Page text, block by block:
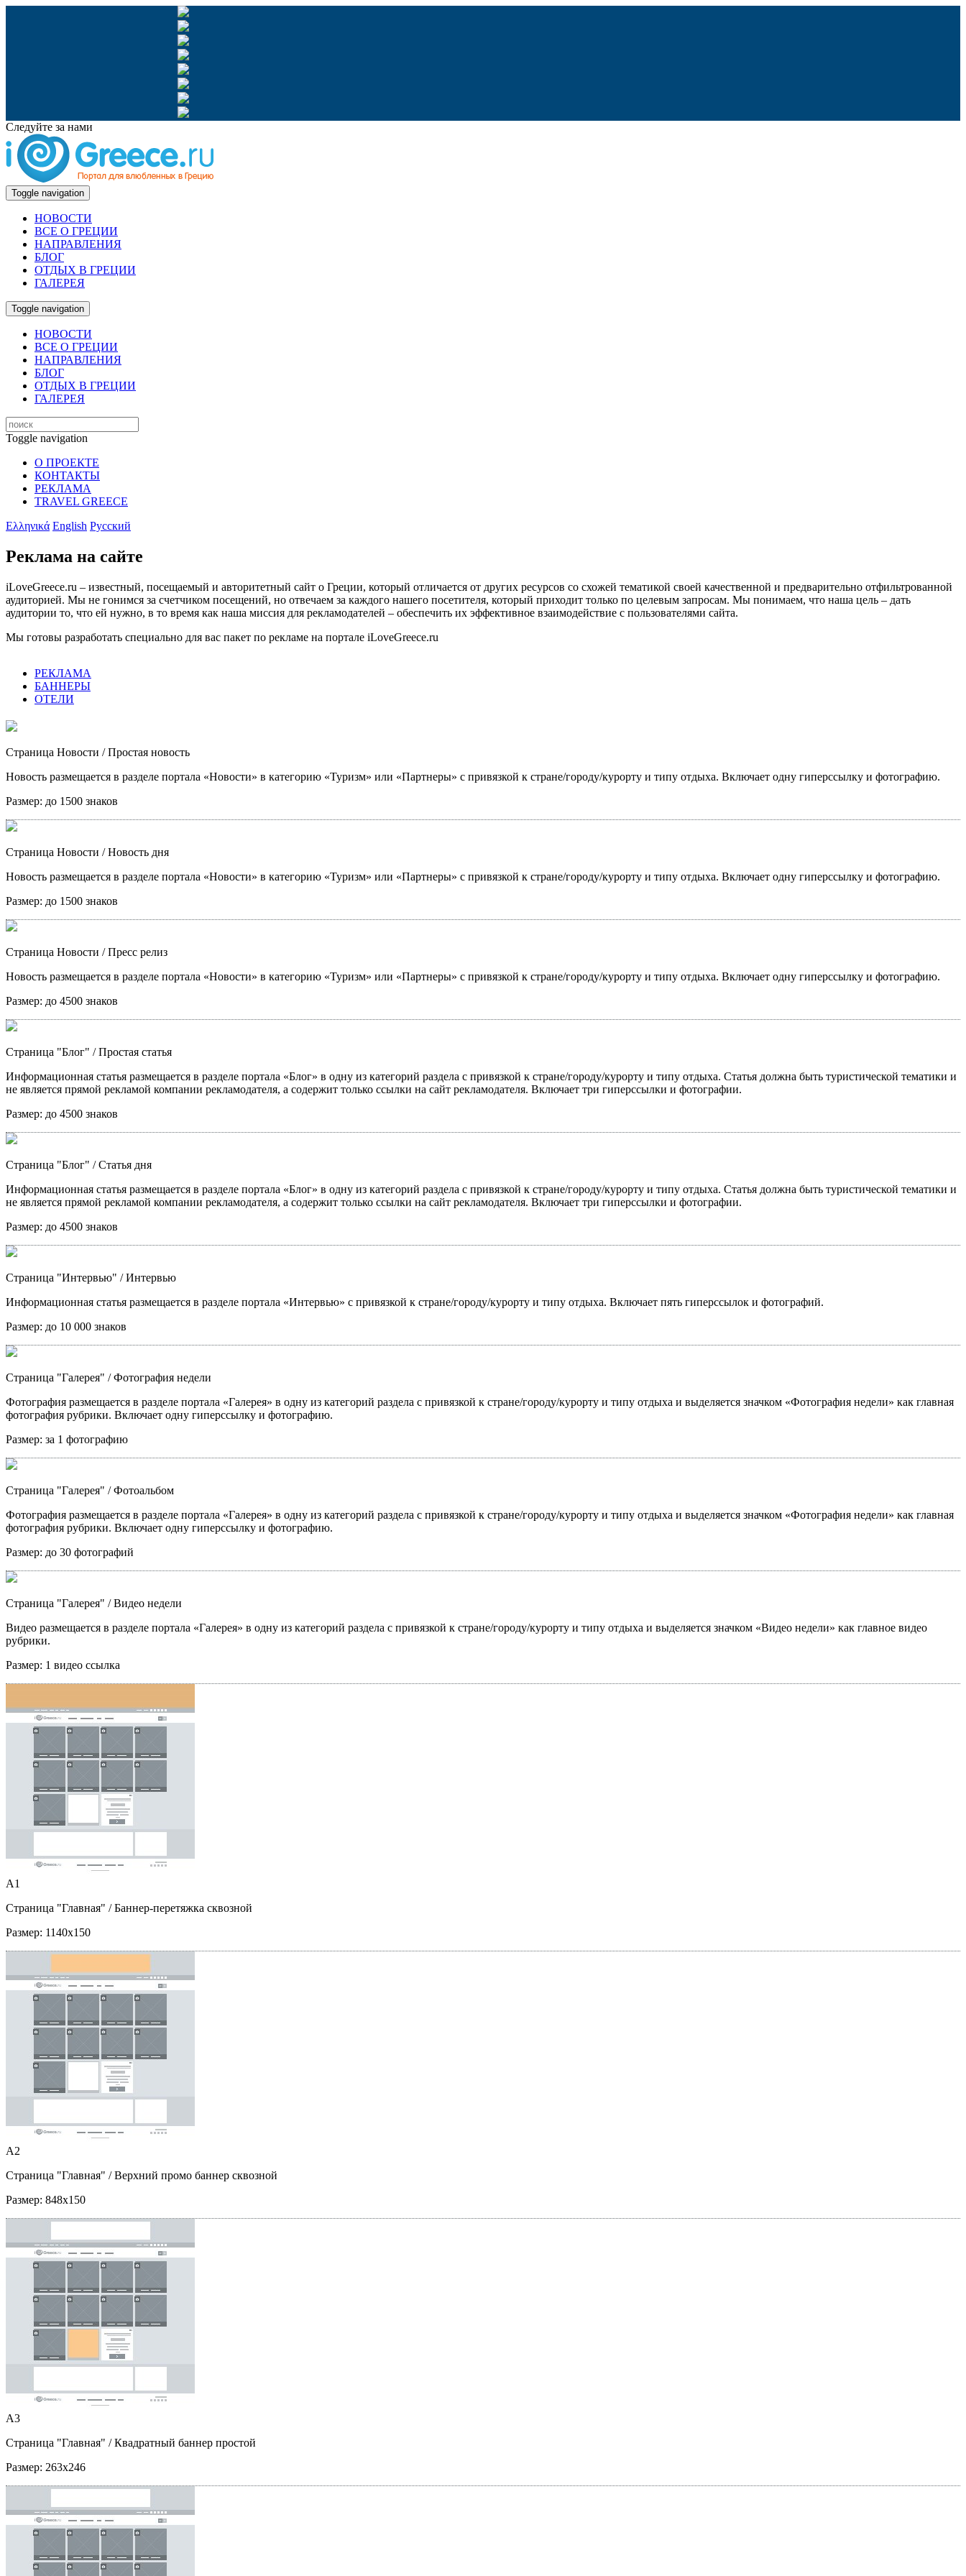
Следуйте за нами
Toggle navigation
НОВОСТИ
ВСЕ О ГРЕЦИИ
НАПРАВЛЕНИЯ
БЛОГ
ОТДЫХ В ГРЕЦИИ
ГАЛЕРЕЯ
Toggle navigation
НОВОСТИ
ВСЕ О ГРЕЦИИ
НАПРАВЛЕНИЯ
БЛОГ
ОТДЫХ В ГРЕЦИИ
ГАЛЕРЕЯ
Toggle navigation
О ПРОЕКТЕ
КОНТАКТЫ
РЕКЛАМА
TRAVEL GREECE
Ελληνικά English Русский
Реклама на сайте
iLoveGreece.ru – известный, посещаемый и авторитетный сайт о Греции, который отличается от других ресурсов со схожей тематикой своей качественной и предварительно отфильтрованной
аудиторией. Мы не гонимся за счетчиком посещений, но отвечаем за каждого нашего посетителя, который приходит только по целевым запросам. Мы понимаем, что наша цель – дать
аудитории то, что ей нужно, в то время как наша миссия для рекламодателей – обеспечить их эффективное взаимодействие с пользователями сайта.
Мы готовы разработать специально для вас пакет по рекламе на портале iLoveGreece.ru
РЕКЛАМА
БАННЕРЫ
ОТЕЛИ
Страница Новости / Простая новость
Новость размещается в разделе портала «Новости» в категорию «Туризм» или «Партнеры» с привязкой к стране/городу/курорту и типу отдыха. Включает одну гиперссылку и фотографию.
Размер: до 1500 знаков
Страница Новости / Новость дня
Новость размещается в разделе портала «Новости» в категорию «Туризм» или «Партнеры» с привязкой к стране/городу/курорту и типу отдыха. Включает одну гиперссылку и фотографию.
Размер: до 1500 знаков
Страница Новости / Пресс релиз
Новость размещается в разделе портала «Новости» в категорию «Туризм» или «Партнеры» с привязкой к стране/городу/курорту и типу отдыха. Включает одну гиперссылку и фотографию.
Размер: до 4500 знаков
Страница "Блог" / Простая статья
Информационная статья размещается в разделе портала «Блог» в одну из категорий раздела с привязкой к стране/городу/курорту и типу отдыха. Статья должна быть туристической тематики и
не является прямой рекламой компании рекламодателя, а содержит только ссылки на сайт рекламодателя. Включает три гиперссылки и фотографии.
Размер: до 4500 знаков
Страница "Блог" / Статья дня
Информационная статья размещается в разделе портала «Блог» в одну из категорий раздела с привязкой к стране/городу/курорту и типу отдыха. Статья должна быть туристической тематики и
не является прямой рекламой компании рекламодателя, а содержит только ссылки на сайт рекламодателя. Включает три гиперссылки и фотографии.
Размер: до 4500 знаков
Страница "Интервью" / Интервью
Информационная статья размещается в разделе портала «Интервью» с привязкой к стране/городу/курорту и типу отдыха. Включает пять гиперссылок и фотографий.
Размер: до 10 000 знаков
Страница "Галерея" / Фотография недели
Фотография размещается в разделе портала «Галерея» в одну из категорий раздела с привязкой к стране/городу/курорту и типу отдыха и выделяется значком «Фотография недели» как главная
фотография рубрики. Включает одну гиперссылку и фотографию.
Размер: за 1 фотографию
Страница "Галерея" / Фотоальбом
Фотография размещается в разделе портала «Галерея» в одну из категорий раздела с привязкой к стране/городу/курорту и типу отдыха и выделяется значком «Фотография недели» как главная
фотография рубрики. Включает одну гиперссылку и фотографию.
Размер: до 30 фотографий
Страница "Галерея" / Видео недели
Видео размещается в разделе портала «Галерея» в одну из категорий раздела с привязкой к стране/городу/курорту и типу отдыха и выделяется значком «Видео недели» как главное видео
рубрики.
Размер: 1 видео ссылка
A1
Страница "Главная" / Баннер-перетяжка сквозной
Размер: 1140x150
A2
Страница "Главная" / Верхний промо баннер сквозной
Размер: 848x150
A3
Страница "Главная" / Квадратный баннер простой
Размер: 263x246